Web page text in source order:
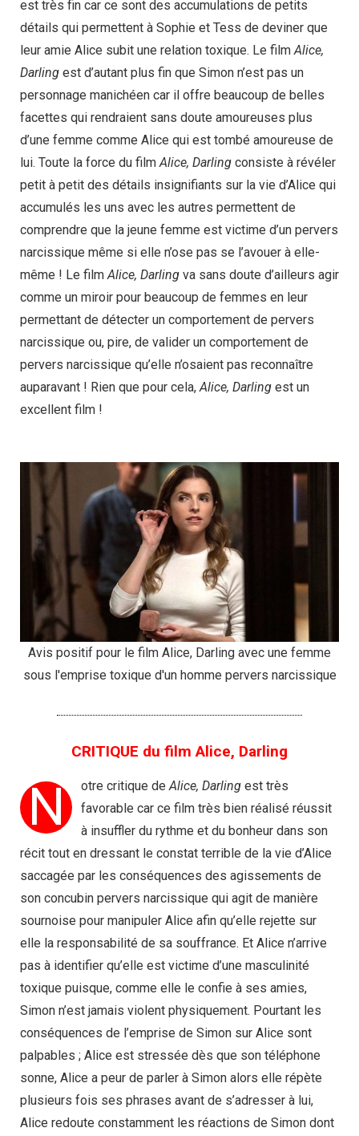
est très fin car ce sont des accumulations de petits
détails qui permettent à Sophie et Tess de deviner que
leur amie Alice subit une relation toxique. Le filmAlice,
Darling est d’autant plus fin que Simon n’est pas un
personnage manichéen car il offre beaucoup de belles
facettes qui rendraient sans doute amoureuses plus
d’une femme comme Alice qui est tombé amoureuse de
lui. Toute la force du filmAlice, Darling consiste à révéler
petit à petit des détails insignifiants sur la vie d’Alice qui
accumulés les uns avec les autres permettent de
comprendre que la jeune femme est victime d’un pervers
narcissique même si elle n’ose pas se l’avouer à elle-
même ! Le filmAlice, Darling va sans doute d’ailleurs agir
comme un miroir pour beaucoup de femmes en leur
permettant de détecter un comportement de pervers
narcissique ou, pire, de valider un comportement de
pervers narcissique qu’elle n’osaient pas reconnaître
auparavant ! Rien que pour cela,Alice, Darling est un
excellent film !
Avis positif pour le film Alice, Darling avec une femme
sous l'emprise toxique d'un homme pervers narcissique
CRITIQUE du film Alice, Darling
N otre critique deAlice, Darling est très
favorable car ce film très bien réalisé réussit
à insuffler du rythme et du bonheur dans son
récit tout en dressant le constat terrible de la vie d’Alice
saccagée par les conséquences des agissements de
son concubin pervers narcissique qui agit de manière
sournoise pour manipuler Alice afin qu’elle rejette sur
elle la responsabilité de sa souffrance. Et Alice n’arrive
pas à identifier qu’elle est victime d’une masculinité
toxique puisque, comme elle le confie à ses amies,
Simon n’est jamais violent physiquement. Pourtant les
conséquences de l’emprise de Simon sur Alice sont
palpables ; Alice est stressée dès que son téléphone
sonne, Alice a peur de parler à Simon alors elle répète
plusieurs fois ses phrases avant de s’adresser à lui,
Alice redoute constamment les réactions de Simon dont